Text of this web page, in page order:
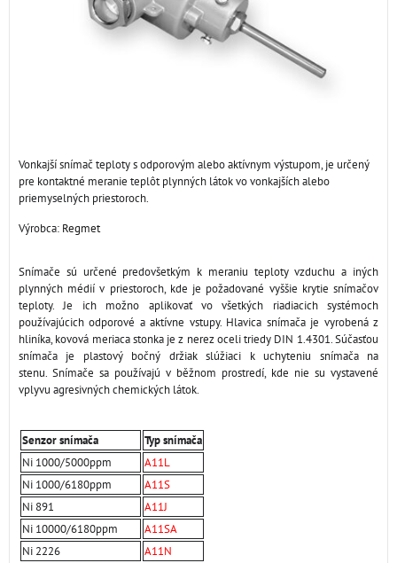
Vonkajší snímač teploty s odporovým alebo aktívnym výstupom, je určený
pre kontaktné meranie teplôt plynných látok vo vonkajších alebo
priemyselných priestoroch.
Výrobca: Regmet
Snímače sú určené predovšetkým k meraniu teploty vzduchu a iných
plynných médií v priestoroch, kde je požadované vyššie krytie snímačov
teploty. Je ich možno aplikovať vo všetkých riadiacich systémoch
používajúcich odporové a aktívne vstupy. Hlavica snímača je vyrobená z
hliníka, kovová meriaca stonka je z nerez oceli triedy DIN 1.4301. Súčasťou
snímača je plastový bočný držiak slúžiaci k uchyteniu snímača na
stenu. Snímače sa používajú v běžnom prostredí, kde nie su vystavené
vplyvu agresivných chemických látok.
Senzor snímača
Typ snímača
Ni 1000/5000ppm
A11L
Ni 1000/6180ppm
A11S
Ni 891
A11J
Ni 10000/6180ppm
A11SA
Ni 2226
A11N